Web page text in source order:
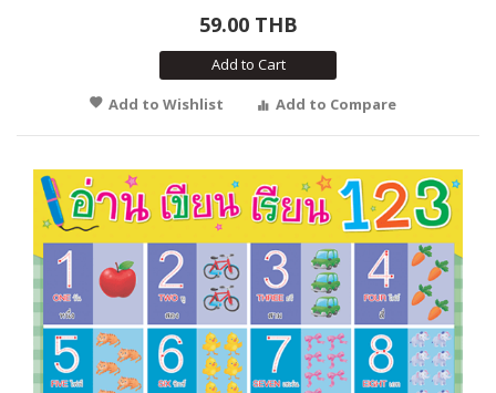
59.00 THB
Add to Cart
Add to Wishlist
Add to Compare